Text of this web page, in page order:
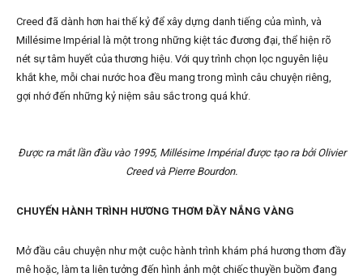
Creed đã dành hơn hai thế kỷ để xây dựng danh tiếng của mình, và
Millésime Impérial là một trong những kiệt tác đương đại, thể hiện rõ
nét sự tâm huyết của thương hiệu. Với quy trình chọn lọc nguyên liệu
khắt khe, mỗi chai nước hoa đều mang trong mình câu chuyện riêng,
gợi nhớ đến những kỷ niệm sâu sắc trong quá khứ.
Được ra mắt lần đầu vào 1995, Millésime Impérial được tạo ra bởi Olivier
Creed và Pierre Bourdon.
CHUYẾN HÀNH TRÌNH HƯƠNG THƠM ĐẦY NẮNG VÀNG
Mở đầu câu chuyện như một cuộc hành trình khám phá hương thơm đầy
mê hoặc, làm ta liên tưởng đến hình ảnh một chiếc thuyền buồm đang